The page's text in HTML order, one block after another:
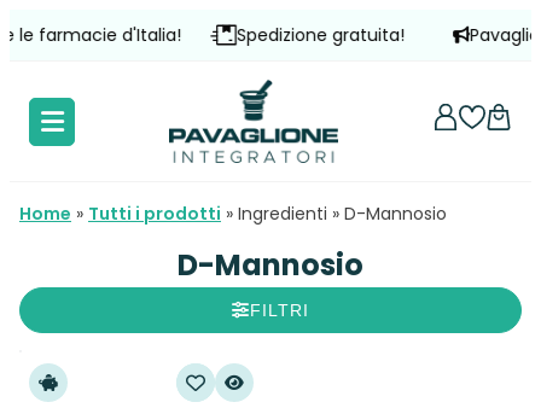
Vai
le farmacie d'Italia! Spedizione gratuita!
Home » Tutti i prodotti » Ingredienti » D-Mannosio
D-Mannosio
FILTRI